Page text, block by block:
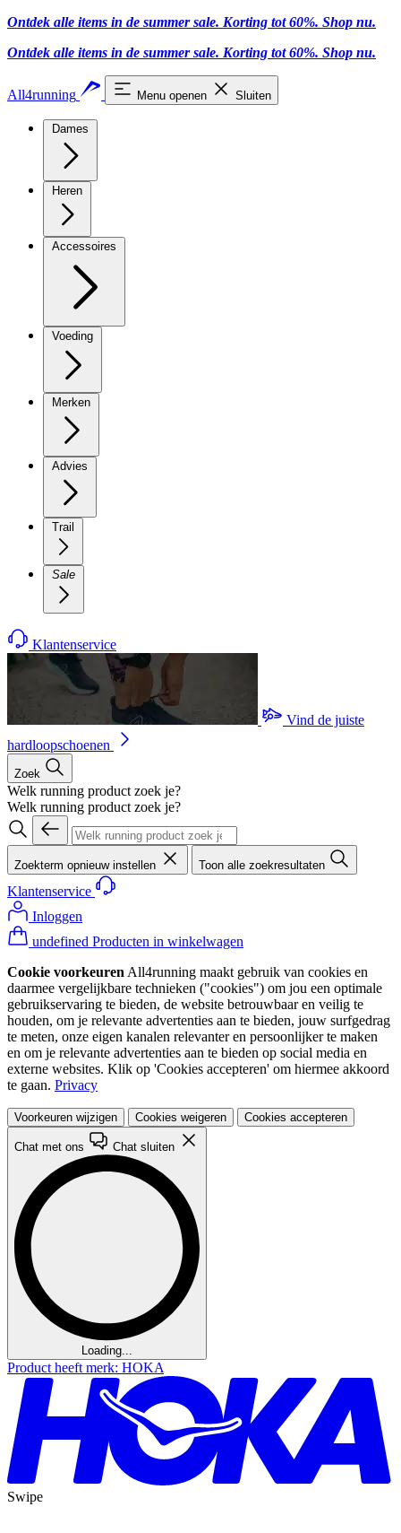
Ontdek alle items in de summer sale. Korting tot 60%. Shop nu.
Ontdek alle items in de summer sale. Korting tot 60%. Shop nu.
All4running Menu openen Sluiten
Dames
Heren
Accessoires
Voeding
Merken
Advies
Trail
Sale
Klantenservice
Vind de juiste
hardloopschoenen
Zoek
Welk running product zoek je?
Welk running product zoek je?
Zoekterm opnieuw instellen Toon alle zoekresultaten
Klantenservice
Inloggen
undefined Producten in winkelwagen
Cookie voorkeuren All4running maakt gebruik van cookies en
daarmee vergelijkbare technieken ("cookies") om jou een optimale
gebruikservaring te bieden, de website betrouwbaar en veilig te
houden, om je relevante advertenties aan te bieden, jouw surfgedrag
te meten, onze eigen kanalen relevanter en persoonlijker te maken
en om je relevante advertenties aan te bieden op social media en
externe websites. Klik op 'Cookies accepteren' om hiermee akkoord
te gaan. Privacy
Voorkeuren wijzigen Cookies weigeren Cookies accepteren
Chat met ons Chat sluiten
Loading...
Product heeft merk: HOKA
Swipe